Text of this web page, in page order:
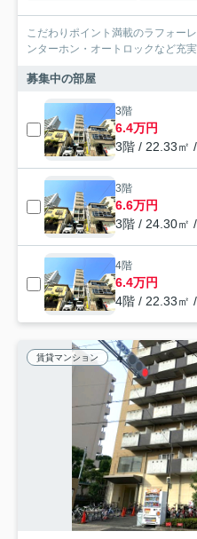
こだわりポイント満載のラフォー
ンターホン・オートロックなど充
募集中の部屋
3階
6.4万円
3階 / 22.33㎡
3階
6.6万円
3階 / 24.30㎡
4階
6.4万円
4階 / 22.33㎡
賃貸マンション